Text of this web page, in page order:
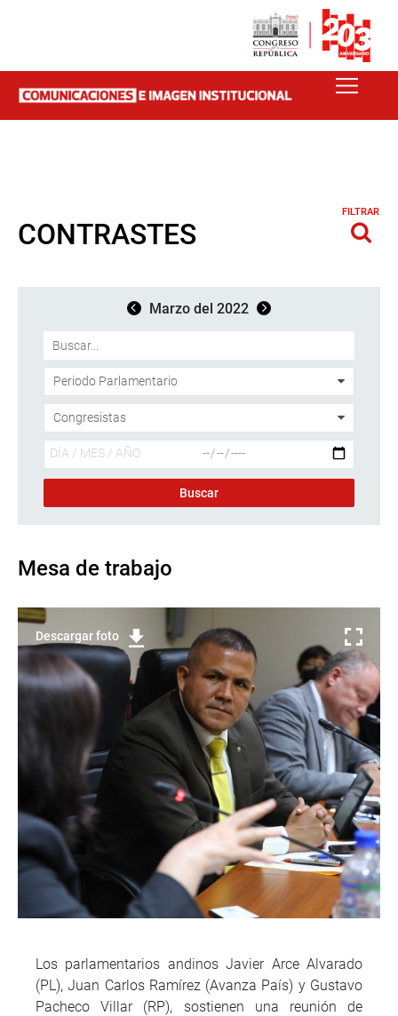
CONTRASTES
FILTRAR
Marzo del 2022
Mesa de trabajo
Descargar foto
Los parlamentarios andinos Javier Arce Alvarado
(PL), Juan Carlos Ramírez (Avanza País) y Gustavo
Pacheco Villar (RP), sostienen una reunión de